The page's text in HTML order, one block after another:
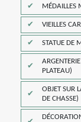
MÉDAILLES
VIEILLES
STATUE DE
PLATEAU)
OBJET SUR
DE CHASSE)